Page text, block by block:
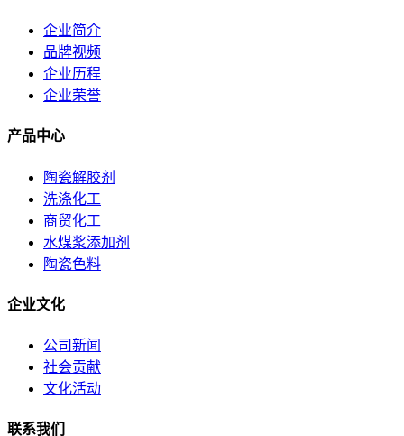
企业简介
品牌视频
企业历程
企业荣誉
产品中心
陶瓷解胶剂
洗涤化工
商贸化工
水煤浆添加剂
陶瓷色料
企业文化
公司新闻
社会贡献
文化活动
联系我们